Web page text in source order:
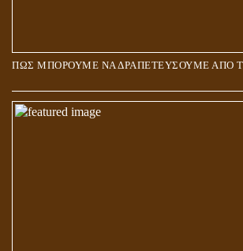
ΠΩΣ ΜΠΟΡΟΥΜΕ ΝΑ ΔΡΑΠΕΤΕΥΣΟΥΜΕ ΑΠΟ